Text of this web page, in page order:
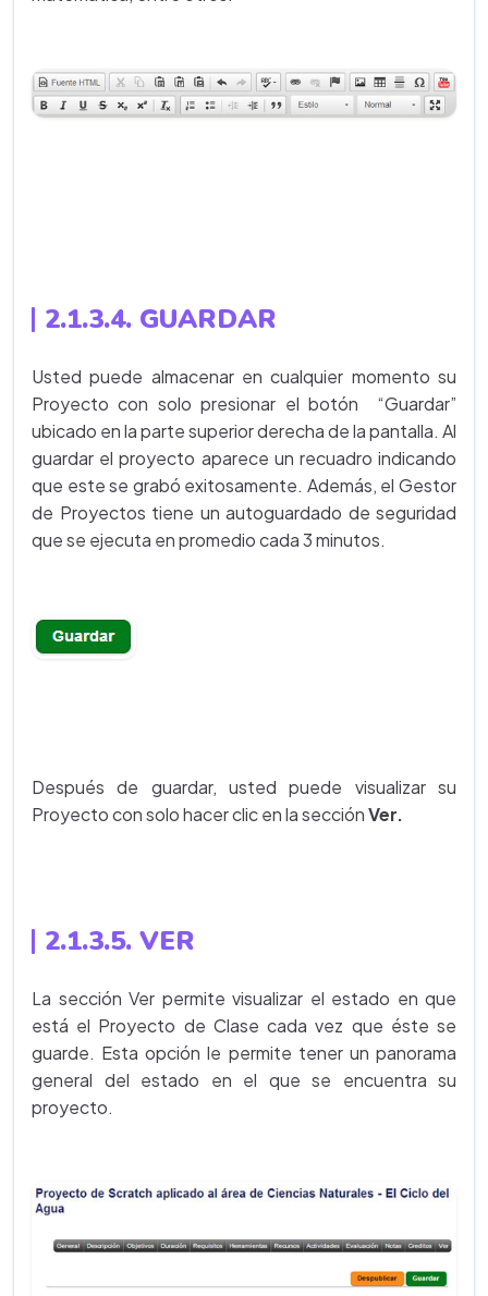
2.1.3.4. GUARDAR
Usted puede almacenar en cualquier momento su
Proyecto con solo presionar el botón “Guardar”
ubicado en la parte superior derecha de la pantalla. Al
guardar el proyecto aparece un recuadro indicando
que este se grabó exitosamente. Además, el Gestor
de Proyectos tiene un autoguardado de seguridad
que se ejecuta en promedio cada 3 minutos.
Después de guardar, usted puede visualizar su
Proyecto con solo hacer clic en la secciónVer.
2.1.3.5. VER
La sección Ver permite visualizar el estado en que
está el Proyecto de Clase cada vez que éste se
guarde. Esta opción le permite tener un panorama
general del estado en el que se encuentra su
proyecto.